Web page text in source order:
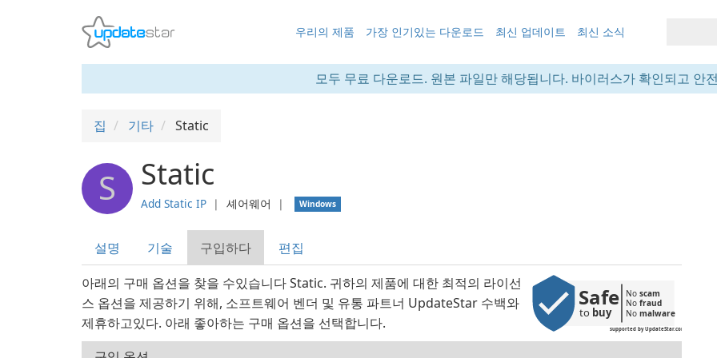
우리의 제품 가장 인기있는 다운로드 최신 업데이트 최신 소식
모두 무료 다운로드. 원본 파일만 해당됩니다. 바이러스가 확인되고 안
집 기타 Static
S Static
Add Static IP ❘ 셰어웨어 ❘ Windows
설명 기술 구입하다 편집
supported by UpdateStar.com
Safe
to buy
No scam
No fraud
No malware
아래의 구매 옵션을 찾을 수있습니다 Static. 귀하의 제품에 대한 최적의 라이선
스 옵션을 제공하기 위해, 소프트웨어 벤더 및 유통 파트너 UpdateStar 수백와
제휴하고있다. 아래 좋아하는 구매 옵션을 선택합니다.